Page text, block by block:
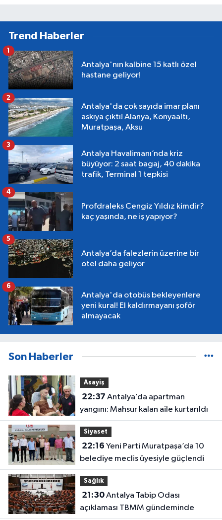
Trend Haberler
Antalya'nın kalbine 15 katlı özel
hastane geliyor!
1
Antalya'da çok sayıda imar planı
askıya çıktı! Alanya, Konyaaltı,
Muratpaşa, Aksu
2
Antalya Havalimanı’nda kriz
büyüyor: 2 saat bagaj, 40 dakika
trafik, Terminal 1 tepkisi
3
Profdraleks Cengiz Yıldız kimdir?
kaç yaşında, ne iş yapıyor?
4
Antalya’da falezlerin üzerine bir
otel daha geliyor
5
Antalya'da otobüs bekleyenlere
yeni kural! El kaldırmayanı şoför
almayacak
6
Son Haberler
Asayiş
22:37
yangını: Mahsur kalan aile kurtarıldı
Siyaset
22:16
belediye meclis üyesiyle güçlendi
Sağlık
21:30Antalya Tabip Odası
açıklaması TBMM gündeminde